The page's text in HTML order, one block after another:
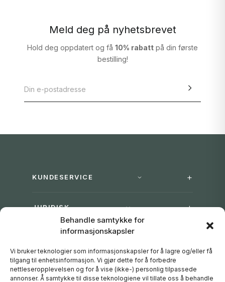
Behandle samtykke for
informasjonskapsler
Vi bruker teknologier som informasjonskapsler for å lagre og/eller få
tilgang til enhetsinformasjon. Vi gjør dette for å forbedre
nettleseropplevelsen og for å vise (ikke-) personlig tilpassede
annonser. Å samtykke til disse teknologiene vil tillate oss å behandle
Meld deg på nyhetsbrevet
Hold deg oppdatert og få 10% rabatt på din første
bestilling!
KUNDESERVICE
JURIDISK
DAVINES GROUP
FØLG OSS